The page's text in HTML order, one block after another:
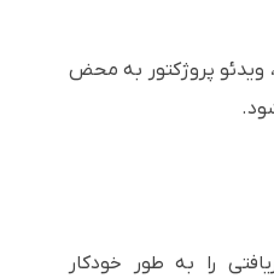
ویدئو پروژکتور به محض
را به طور خودکار